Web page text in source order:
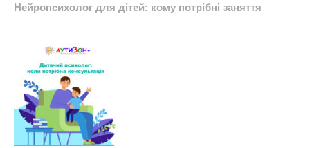
Нейропсихолог для дітей: кому потрібні заняття